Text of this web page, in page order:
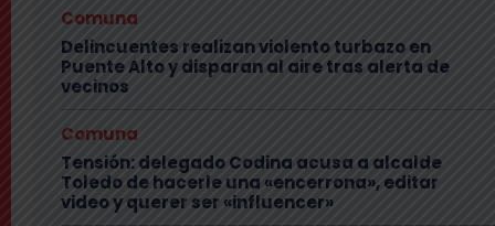
Comuna
Delincuentes realizan violento turbazo en
Puente Alto y disparan al aire tras alerta de
vecinos
Comuna
Tensión: delegado Codina acusa a alcalde
Toledo de hacerle una «encerrona», editar
video y querer ser «influencer»